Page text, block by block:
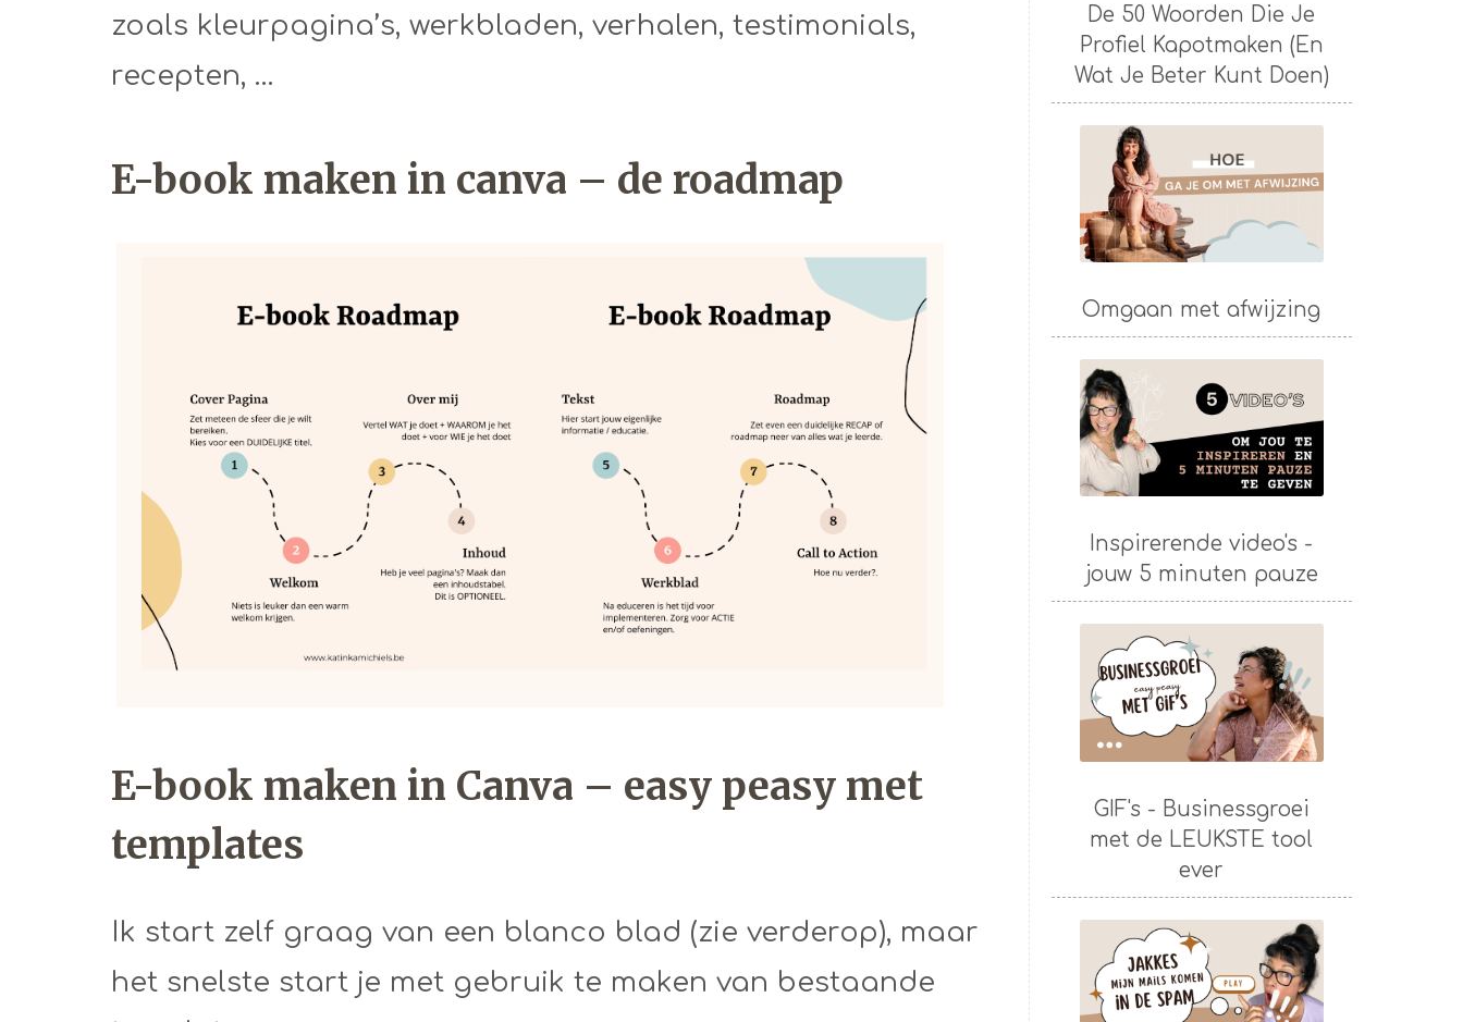
zoals kleurpagina’s, werkbladen, verhalen, testimonials,
recepten, …
E-book maken in canva – de roadmap
E-book maken in Canva – easy peasy met
templates
Ik start zelf graag van een blanco blad (zie verderop), maar
het snelste start je met gebruik te maken van bestaande
De 50 Woorden Die Je
Profiel Kapotmaken (En
Wat Je Beter Kunt Doen)
Omgaan met afwijzing
Inspirerende video's -
jouw 5 minuten pauze
GIF's - Businessgroei
met de LEUKSTE tool
ever